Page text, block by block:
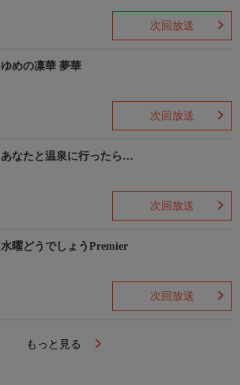
次回放送
ゆめの凛華 夢華
次回放送
あなたと温泉に行ったら…
次回放送
水曜どうでしょうPremier
次回放送
もっと見る